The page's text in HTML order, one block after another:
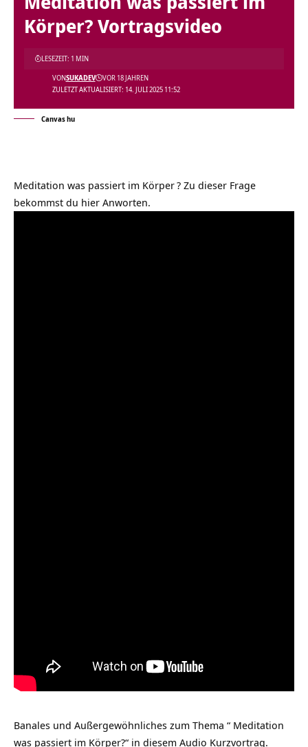
Körper? Vortragsvideo
ZULETZT AKTUALISIERT: 14. JULI 2025 11:52
VONSUKADEV VOR 18 JAHREN
LESEZEIT: 1 MIN
Canvas hu
Meditation was passiert im Körper? Zu dieser Frage
bekommst du hier Anworten.
Banales und Außergewöhnliches zum Thema “ Meditation
was passiert im Körper?“ in diesem Audio Kurzvortrag.